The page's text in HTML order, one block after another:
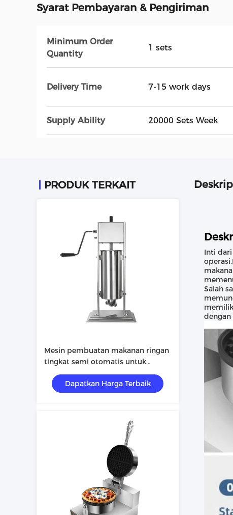
Syarat Pembayaran & Pengiriman
Minimum Order
Quantity
1 sets
Delivery Time 7-15 work days
Supply Ability 20000 Sets Week
PRODUK TERKAIT
Mesin pembuatan makanan ringan
tingkat semi otomatis untuk
peralatan industri makanan
Dapatkan Harga Terbaik
Inti
Salah